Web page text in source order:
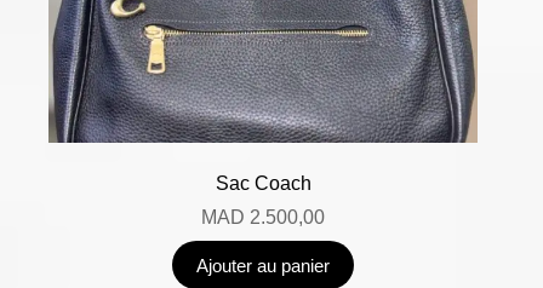
Sac Coach
MAD 2.500,00
Ajouter au panier